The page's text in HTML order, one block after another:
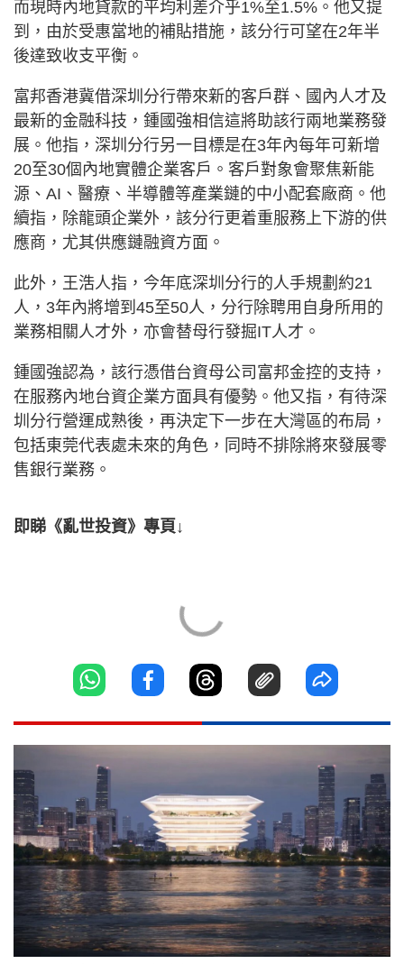
而現時內地貸款的平均利差介乎1%至1.5%。他又提
到，由於受惠當地的補貼措施，該分行可望在2年半
後達致收支平衡。
富邦香港冀借深圳分行帶來新的客戶群、國內人才及
最新的金融科技，鍾國強相信這將助該行兩地業務發
展。他指，深圳分行另一目標是在3年內每年可新增
20至30個內地實體企業客戶。客戶對象會聚焦新能
源、AI、醫療、半導體等產業鏈的中小配套廠商。他
續指，除龍頭企業外，該分行更着重服務上下游的供
應商，尤其供應鏈融資方面。
此外，王浩人指，今年底深圳分行的人手規劃約21
人，3年內將增到45至50人，分行除聘用自身所用的
業務相關人才外，亦會替母行發掘IT人才。
鍾國強認為，該行憑借台資母公司富邦金控的支持，
在服務內地台資企業方面具有優勢。他又指，有待深
圳分行營運成熟後，再決定下一步在大灣區的布局，
包括東莞代表處未來的角色，同時不排除將來發展零
售銀行業務。
即睇《亂世投資》專頁↓